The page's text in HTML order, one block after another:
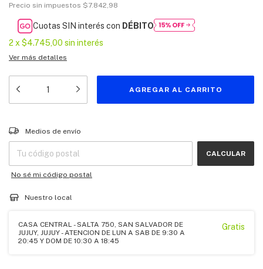
Precio sin impuestos $7.842,98
Cuotas SIN interés con DÉBITO
2 x $4.745,00 sin interés
Ver más detalles
Entregas para el CP:
Medios de envío
CALCULAR
No sé mi código postal
Nuestro local
CASA CENTRAL - SALTA 750, SAN SALVADOR DE
JUJUY, JUJUY - ATENCION DE LUN A SAB DE 9:30 A
20:45 Y DOM DE 10:30 A 18:45
Gratis